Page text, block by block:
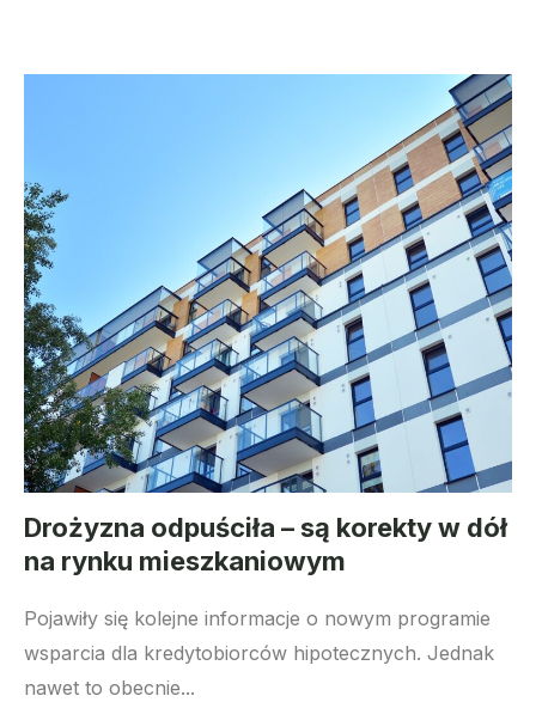
Drożyzna odpuściła – są korekty w dół
na rynku mieszkaniowym
Pojawiły się kolejne informacje o nowym programie
wsparcia dla kredytobiorców hipotecznych. Jednak
nawet to obecnie...